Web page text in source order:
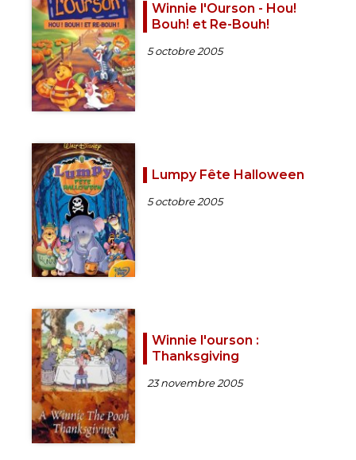
Winnie l'Ourson - Hou!
Bouh! et Re-Bouh!
5 octobre 2005
Lumpy Fête Halloween
5 octobre 2005
Winnie l'ourson :
Thanksgiving
23 novembre 2005